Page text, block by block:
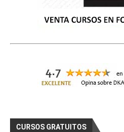
CURSOS GRATUITOS